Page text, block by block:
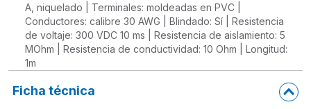
A, niquelado | Terminales: moldeadas en PVC |
Conductores: calibre 30 AWG | Blindado: Sí | Resistencia
de voltaje: 300 VDC 10 ms | Resistencia de aislamiento: 5
MOhm | Resistencia de conductividad: 10 Ohm | Longitud:
1m
Ficha técnica